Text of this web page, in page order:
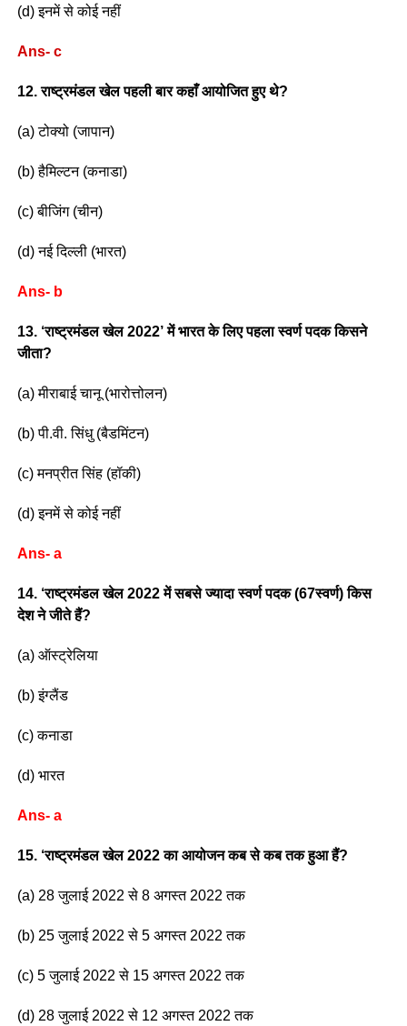
(d) इनमें से कोई नहीं
Ans- c
12. राष्ट्रमंडल खेल पहली बार कहाँ आयोजित हुए थे?
(a) टोक्यो (जापान)
(b) हैमिल्टन (कनाडा)
(c) बीजिंग (चीन)
(d) नई दिल्ली (भारत)
Ans- b
13. ‘राष्ट्रमंडल खेल 2022’ में भारत के लिए पहला स्वर्ण पदक किसने
जीता?
(a) मीराबाई चानू (भारोत्तोलन)
(b) पी.वी. सिंधु (बैडमिंटन)
(c) मनप्रीत सिंह (हॉकी)
(d) इनमें से कोई नहीं
Ans- a
14. ‘राष्ट्रमंडल खेल 2022 में सबसे ज्यादा स्वर्ण पदक (67स्वर्ण) किस
देश ने जीते हैं?
(a) ऑस्ट्रेलिया
(b) इंग्लैंड
(c) कनाडा
(d) भारत
Ans- a
15. ‘राष्ट्रमंडल खेल 2022 का आयोजन कब से कब तक हुआ हैं?
(a) 28 जुलाई 2022 से 8 अगस्त 2022 तक
(b) 25 जुलाई 2022 से 5 अगस्त 2022 तक
(c) 5 जुलाई 2022 से 15 अगस्त 2022 तक
(d) 28 जुलाई 2022 से 12 अगस्त 2022 तक